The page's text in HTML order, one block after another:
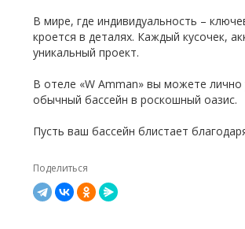
В мире, где индивидуальность –
кроется в деталях. Каждый кусочек,
уникальный проект.
В отеле «W Amman» вы можете лично
обычный бассейн в роскошный оазис.
Пусть ваш бассейн блистает
Поделиться